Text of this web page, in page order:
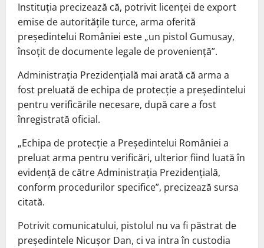
Instituția precizează că, potrivit licenței de export
emise de autoritățile turce, arma oferită
președintelui României este „un pistol Gumusay,
însoțit de documente legale de proveniență”.
Administrația Prezidențială mai arată că arma a
fost preluată de echipa de protecție a președintelui
pentru verificările necesare, după care a fost
înregistrată oficial.
„Echipa de protecție a Preşedintelui României a
preluat arma pentru verificări, ulterior fiind luată în
evidență de către Administrația Prezidențială,
conform procedurilor specifice”, precizează sursa
citată.
Potrivit comunicatului, pistolul nu va fi păstrat de
președintele Nicușor Dan, ci va intra în custodia